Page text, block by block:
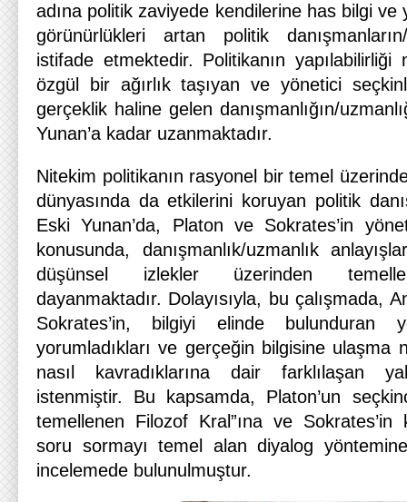
adına politik zaviyede kendilerine has bilgi
görünürlükleri artan politik
istifade etmektedir. Politikanın yapılabilirliği
özgül bir ağırlık taşıyan ve yönetici
gerçeklik haline gelen danışmanlığın/
Yunan’a kadar uzanmaktadır.
Nitekim politikanın rasyonel bir temel
dünyasında da etkilerini koruyan politik
Eski Yunan’da, Platon ve Sokrates’in
konusunda, danışmanlık/uzmanlık
düşünsel izlekler üzerinden
dayanmaktadır. Dolayısıyla, bu çalışmada,
Sokrates’in, bilgiyi elinde bulunduran
yorumladıkları ve gerçeğin bilgisine ulaşma
nasıl kavradıklarına dair farklılaşan
istenmiştir. Bu kapsamda, Platon’un
temellenen Filozof Kral”ına ve Sokrates’in
soru sormayı temel alan diyalog
incelemede bulunulmuştur.